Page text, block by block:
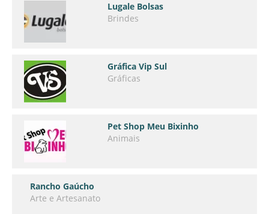
Lugale Bolsas
Brindes
Gráfica Vip Sul
Gráficas
Pet Shop Meu Bixinho
Animais
Rancho Gaúcho
Arte e Artesanato